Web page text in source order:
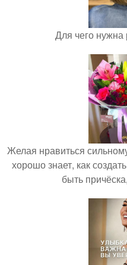
Для чего нужна
Желая нравиться
хорошо знает, как
быть